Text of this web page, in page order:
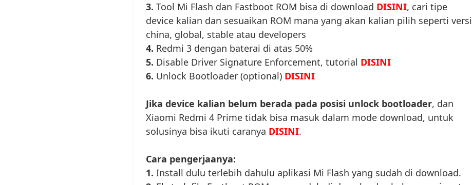
3. Tool Mi Flash dan Fastboot ROM bisa di download DISINI, cari tipe
device kalian dan sesuaikan ROM mana yang akan kalian pilih seperti versi
china, global, stable atau developers
4. Redmi 3 dengan baterai di atas 50%
5. Disable Driver Signature Enforcement, tutorial DISINI
6. Unlock Bootloader (optional) DISINI
Jika device kalian belum berada pada posisi unlock bootloader, dan
Xiaomi Redmi 4 Prime tidak bisa masuk dalam mode download, untuk
solusinya bisa ikuti caranya DISINI.
Cara pengerjaanya:
1. Install dulu terlebih dahulu aplikasi Mi Flash yang sudah di download.